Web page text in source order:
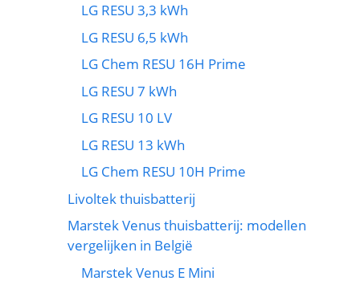
LG RESU 3,3 kWh
LG RESU 6,5 kWh
LG Chem RESU 16H Prime
LG RESU 7 kWh
LG RESU 10 LV
LG RESU 13 kWh
LG Chem RESU 10H Prime
Livoltek thuisbatterij
Marstek Venus thuisbatterij: modellen
vergelijken in België
Marstek Venus E Mini